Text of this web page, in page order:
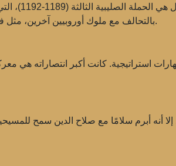
كانت
بالتحالف مع ملوك أوروبيين آخرين، مثل فيليب الثاني الفرنسي وفريدريك الأول بارباروسا، إلى الأرض المقدسة.
أنه أبرم سلامًا مع صلاح الدين سمح